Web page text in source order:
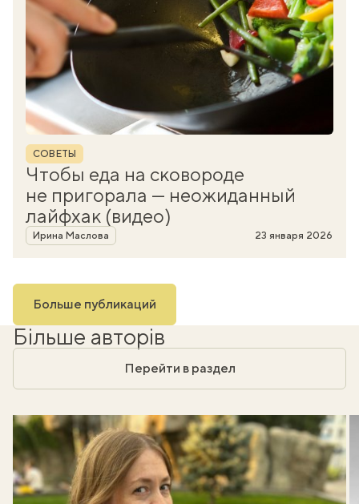
Рубрика
СОВЕТЫ
Чтобы еда на сковороде
не пригорала — неожиданный
лайфхак (видео)
Автор
Ирина Маслова 23 января 2026
Больше публикаций
Більше авторів
Перейти в раздел